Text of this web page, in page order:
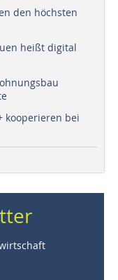
den höchsten
heißt digital
kooperieren bei